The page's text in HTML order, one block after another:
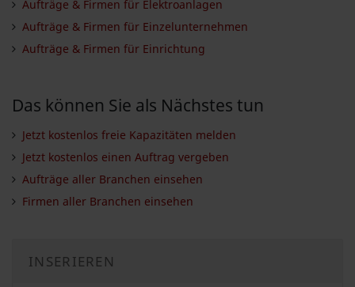
Aufträge & Firmen für Elektroanlagen
Aufträge & Firmen für Einzelunternehmen
Aufträge & Firmen für Einrichtung
Das können Sie als Nächstes tun
Jetzt kostenlos freie Kapazitäten melden
Jetzt kostenlos einen Auftrag vergeben
Aufträge aller Branchen einsehen
Firmen aller Branchen einsehen
INSERIEREN